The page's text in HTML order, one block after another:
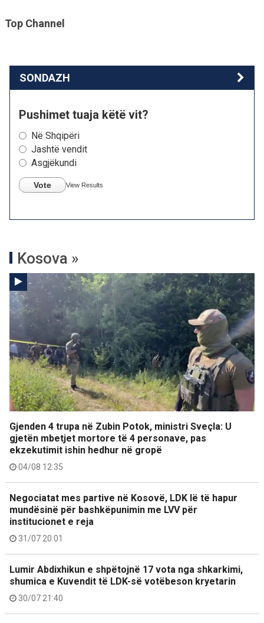
Top Channel
SONDAZH
Pushimet tuaja këtë vit?
Në Shqipëri
Jashtë vendit
Asgjëkundi
Vote View Results
Kosova »
Gjenden 4 trupa në Zubin Potok, ministri Sveçla: U
gjetën mbetjet mortore të 4 personave, pas
ekzekutimit ishin hedhur në gropë
04/08 12:35
Negociatat mes partive në Kosovë, LDK lë të hapur
mundësinë për bashkëpunimin me LVV për
institucionet e reja
31/07 20:01
Lumir Abdixhikun e shpëtojnë 17 vota nga shkarkimi,
shumica e Kuvendit të LDK-së votëbeson kryetarin
30/07 21:40